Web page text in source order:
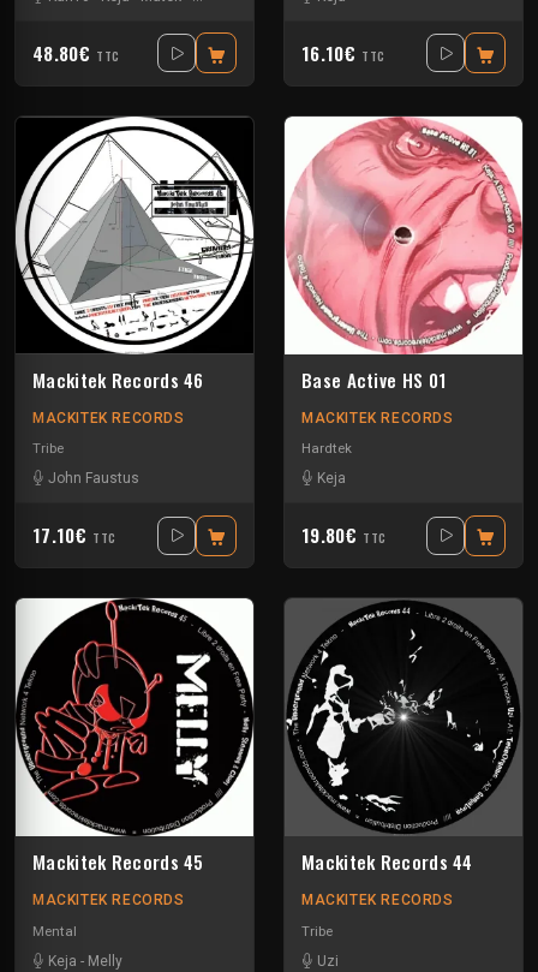
48.80€ TTC 16.10€ TTC
Mackitek Records 46
MACKITEK RECORDS
Tribe
John Faustus
17.10€ TTC
Base Active HS 01
MACKITEK RECORDS
Hardtek
Keja
19.80€ TTC
Mackitek Records 45
MACKITEK RECORDS
Mental
Keja - Melly
Mackitek Records 44
MACKITEK RECORDS
Tribe
Uzi